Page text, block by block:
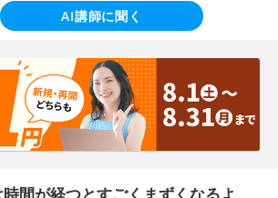
AI講師に聞く